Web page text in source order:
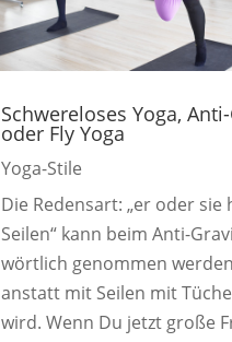
Schwereloses Yoga,
oder Fly Yoga
Yoga-Stile
Die Redensart: „er oder sie
Seilen“ kann beim Anti-
wörtlich genommen
anstatt mit Seilen mit
wird. Wenn Du jetzt große